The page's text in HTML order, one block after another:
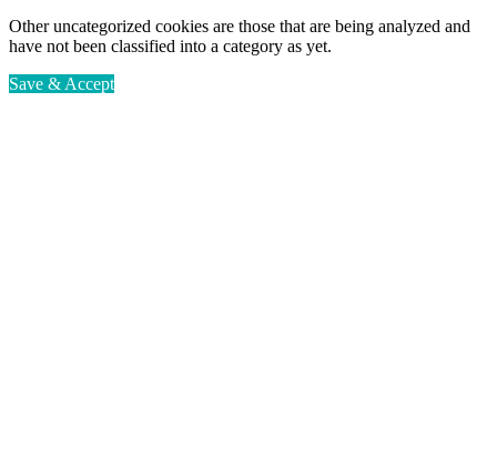
Other uncategorized cookies are those that are being analyzed and
have not been classified into a category as yet.
Save & Accept